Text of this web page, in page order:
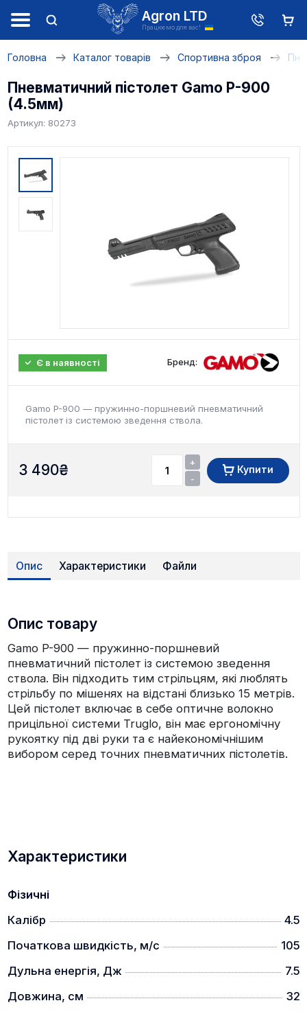
Agron LTD
Працюємо для вас!
Головна Каталог товарів Спортивна зброя
Пневматичний пістолет Gamo P-900
(4.5мм)
Артикул: 80273
Є в наявності Бренд:
Gamo P-900 — пружинно-поршневий пневматичний
пістолет із системою зведення ствола.
3 490₴
+
-
Купити
Опис Характеристики Файли
Опис товару
Gamo P-900 — пружинно-поршневий
пневматичний пістолет із системою зведення
ствола. Він підходить тим стрільцям, які люблять
стрільбу по мішенях на відстані близько 15 метрів.
Цей пістолет включає в себе оптичне волокно
прицільної системи Truglo, він має ергономічну
рукоятку під дві руки та є найекономічнішим
вибором серед точних пневматичних пістолетів.
Характеристики
Фізичні
Калібр
4.5
Початкова швидкість, м/с
105
Дульна енергія, Дж
7.5
Довжина, см
32